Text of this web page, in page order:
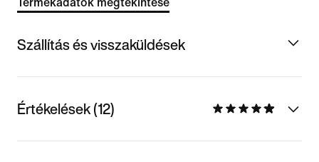
Termékadatok megtekintése
Szállítás és visszaküldések
Értékelések (12)